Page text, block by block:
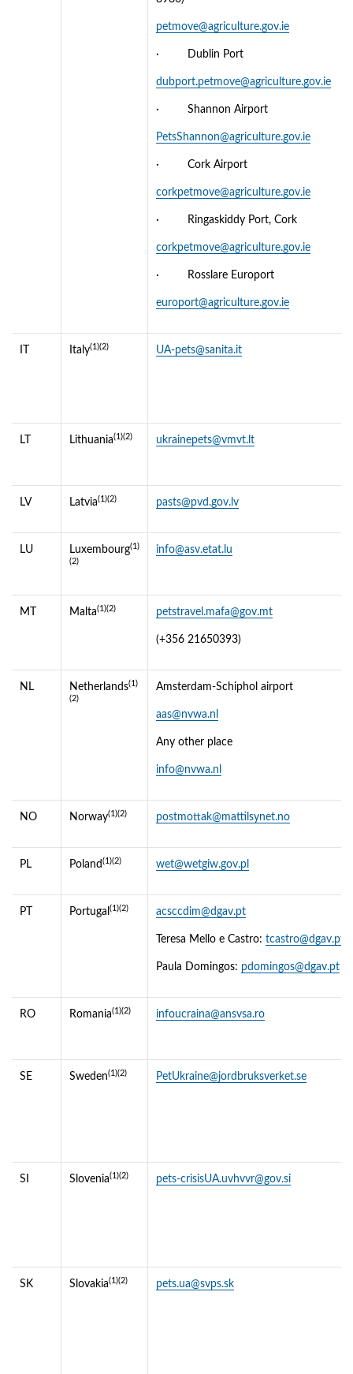
petmove@agriculture.gov.ie
· Dublin Port
dubport.petmove@agriculture.gov.ie
· Shannon Airport
PetsShannon@agriculture.gov.ie
· Cork Airport
corkpetmove@agriculture.gov.ie
· Ringaskiddy Port, Cork
corkpetmove@agriculture.gov.ie
· Rosslare Europort
europort@agriculture.gov.ie
Italy(1)(2) UA-pets@sanita.it
LT Lithuania(1)(2) ukrainepets@vmvt.lt
LV Latvia(1)(2) pasts@pvd.gov.lv
LU Luxembourg(1)
(2)
info@asv.etat.lu
MT Malta(1)(2) petstravel.mafa@gov.mt
(+356 21650393)
NL Netherlands(1)
(2)
Amsterdam-Schiphol airport
aas@nvwa.nl
Any other place
info@nvwa.nl
NO Norway(1)(2) postmottak@mattilsynet.no
PL Poland (1)(2) wet@wetgiw.gov.pl
PT Portugal (1)(2) acsccdim@dgav.pt
Teresa Mello e Castro: tcastro@dgav.pt
Paula Domingos: pdomingos@dgav.pt
RO Romania(1)(2) infoucraina@ansvsa.ro
SE Sweden(1)(2) PetUkraine@jordbruksverket.se
SI Slovenia(1)(2) pets-crisisUA.uvhvvr@gov.si
SK Slovakia(1)(2) pets.ua@svps.sk